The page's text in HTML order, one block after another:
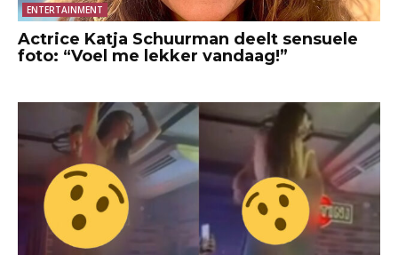
ENTERTAINMENT
Actrice Katja Schuurman deelt sensuele
foto: “Voel me lekker vandaag!”